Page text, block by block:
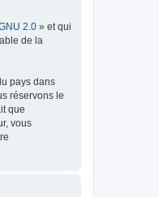
2.0 » et qui
de la
pays dans
réservons le
que
vous